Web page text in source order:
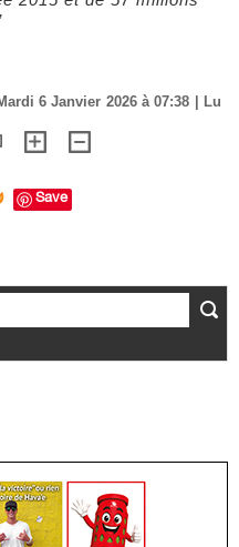
6 Janvier 2026 à 07:38 | Lu
Save